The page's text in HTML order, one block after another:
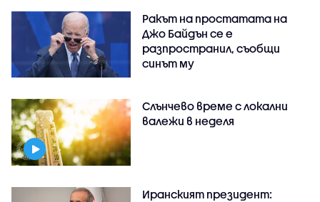
Ракът на простатата на
Джо Байдън се е
разпространил, съобщи
синът му
Слънчево време с локални
валежи в неделя
Иранският президент: